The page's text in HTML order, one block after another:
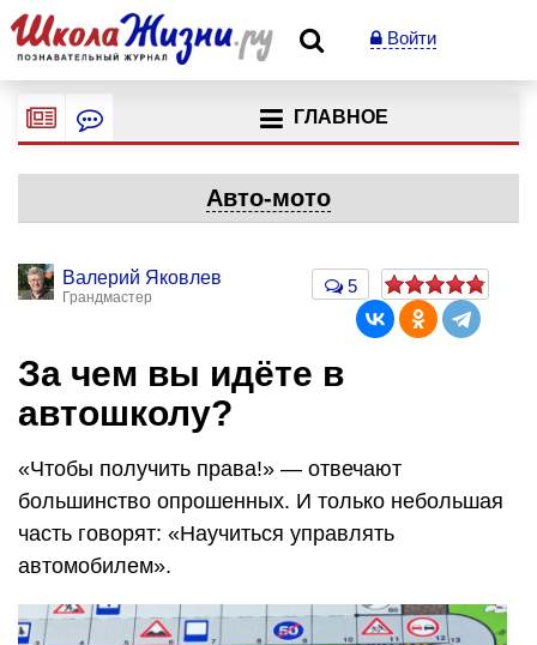
Войти
ГЛАВНОЕ
Авто-мото
Валерий Яковлев
Грандмастер
5
За чем вы идёте в
автошколу?
«Чтобы получить права!» — отвечают
большинство опрошенных. И только небольшая
часть говорят: «Научиться управлять
автомобилем».